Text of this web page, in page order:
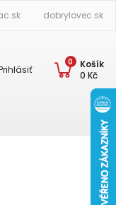
dobrylovec.sk
0
Košík
0 Kč